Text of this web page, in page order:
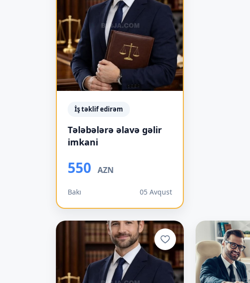
İş təklif edirəm
Tələbələrə əlavə gəlir
imkani
550 AZN
Bakı 05 Avqust